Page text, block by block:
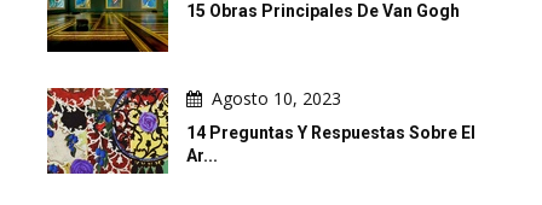
15 Obras Principales De Van Gogh
Agosto 10, 2023
14 Preguntas Y Respuestas Sobre El
Ar...